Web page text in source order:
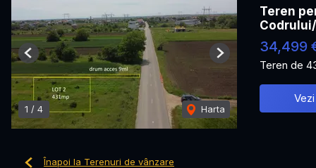
1 / 4 Harta
Previous Next
Teren
34,499
Teren de
Înapoi la Terenuri de vânzare